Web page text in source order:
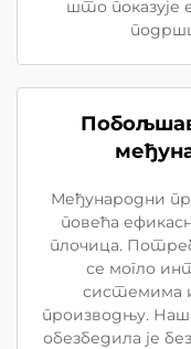
што показује
Међународни
повећа
плочица.
се могло
системима
производњу.
обезбедила је